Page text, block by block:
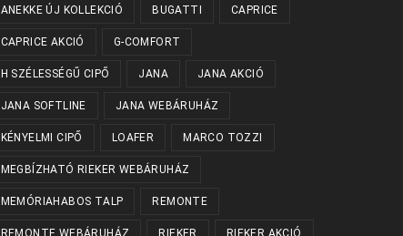
ANEKKE ÚJ KOLLEKCIÓ BUGATTI CAPRICE
CAPRICE AKCIÓ G-COMFORT
H SZÉLESSÉGŰ CIPŐ JANA JANA AKCIÓ
JANA SOFTLINE JANA WEBÁRUHÁZ
KÉNYELMI CIPŐ LOAFER MARCO TOZZI
MEGBÍZHATÓ RIEKER WEBÁRUHÁZ
MEMÓRIAHABOS TALP REMONTE
REMONTE WEBÁRUHÁZ RIEKER RIEKER AKCIÓ